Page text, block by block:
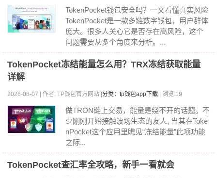
TokenPocket钱包安全吗？一文看懂真实风险
TokenPocket是一款多链数字钱包，用户群体
庞大。很多人关心它是否存在高风险，这个
问题需要从多个角度来分析。...
TokenPocket冻结能量怎么用？TRX冻结获取能量
详解
2026-08-07 | 作者: TP钱包官方网站 | 分类：tp钱包app下载 | 浏览:19
做TRON链上交易，能量是绕不开的话题。不
少刚刚开始接触波场生态的友人, 当其在Toke
nPocket这个应用里瞧见“冻结能量”此项功能
之际...
TokenPocket查汇率全攻略，新手一看就会